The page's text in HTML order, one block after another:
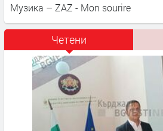
Музика – ZAZ - Mon sourire
Четени